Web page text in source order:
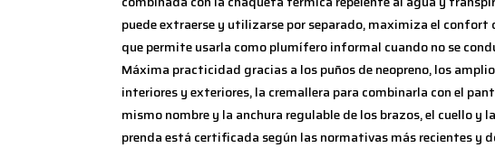
puede extraerse y utilizarse por separado, maximiza el confort
que permite usarla como plumífero informal cuando no se
Máxima practicidad gracias a los puños de neopreno, los
interiores y exteriores, la cremallera para combinarla con el
mismo nombre y la anchura regulable de los brazos, el cuello y
prenda está certificada según las normativas más recientes y